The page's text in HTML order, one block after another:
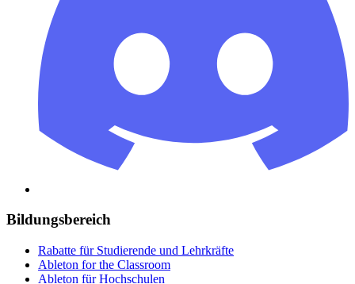
Bildungsbereich
Rabatte für Studierende und Lehrkräfte
Ableton for the Classroom
Ableton für Hochschulen